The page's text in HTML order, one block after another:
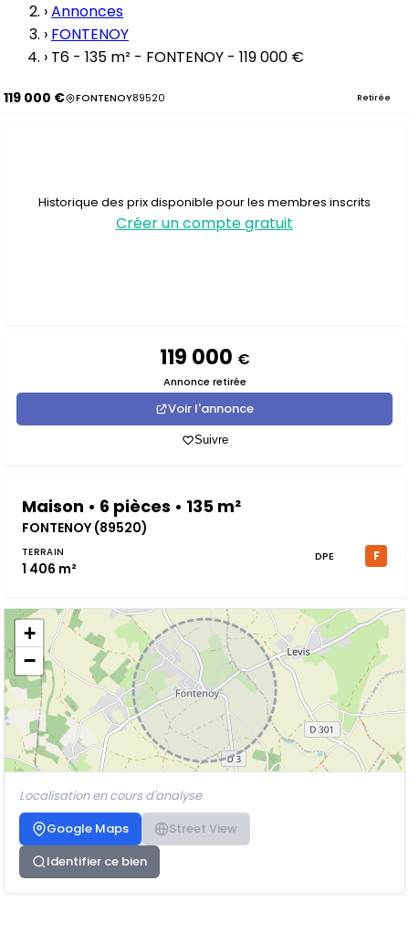
›Annonces
› FONTENOY
› T6 - 135 m² - FONTENOY - 119 000 €
119 000 € FONTENOY89520 Retirée
Historique des prix disponible pour les membres inscrits
Créer un compte gratuit
119 000 €
Annonce retirée
Voir l'annonce
Suivre
Maison • 6 pièces • 135 m²
FONTENOY (89520)
TERRAIN
1 406 m²
DPE F
+
−
Localisation en cours d'analyse
Google Maps
Street View
Identifier ce bien